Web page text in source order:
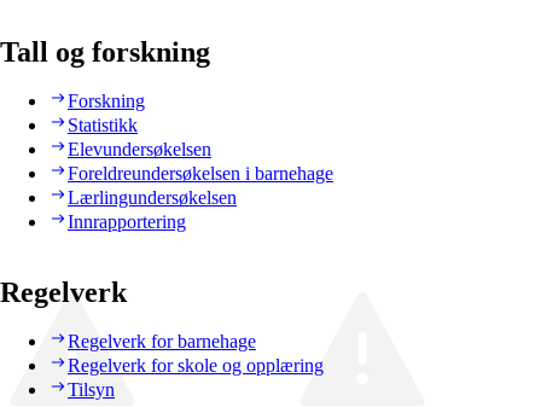
Tall og forskning
Forskning
Statistikk
Elevundersøkelsen
Foreldreundersøkelsen i barnehage
Lærlingundersøkelsen
Innrapportering
Regelverk
Regelverk for barnehage
Regelverk for skole og opplæring
Tilsyn